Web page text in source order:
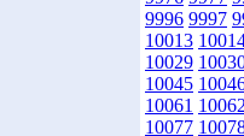
9996 9997
10013
10029
10045
10061 10062
10077